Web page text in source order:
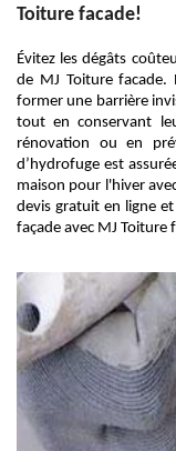
Toiture facade!
Évitez les dégâts
de MJ Toiture
former une barrière
tout en conservant
rénovation ou en
d’hydrofuge est
maison pour l'hiver
devis gratuit en ligne
façade avec MJ Toiture